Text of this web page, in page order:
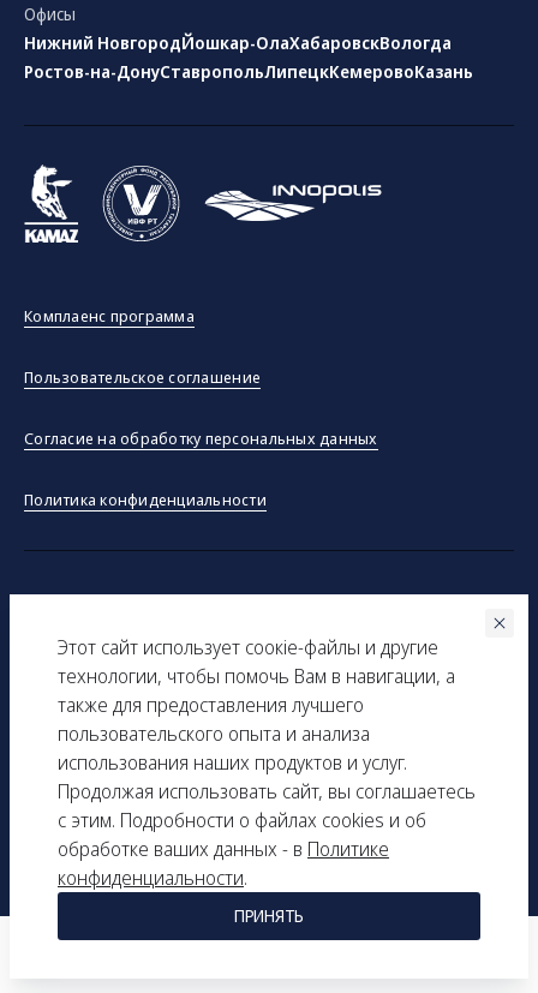
Этот сайт использует соокіe-файлы и другие
технологии, чтобы помочь Вам в навигации, а
также для предоставления лучшего
пользовательского опыта и анализа
использования наших продуктов и услуг.
Продолжая использовать сайт, вы соглашаетесь
с этим. Подробности о файлах cookies и об
обработке ваших данных - в Политике
конфиденциальности.
ПРИНЯТЬ
Офисы
Нижний НовгородЙошкар-ОлаХабаровскВологда
Ростов-на-ДонуСтавропольЛипецкКемеровоКазань
Комплаенс программа
Пользовательское соглашение
Согласие на обработку персональных данных
Политика конфиденциальности
Вся представленная на сайте информация, касающаяся
технических характеристик, наличия на складе, стоимости
товаров, носит информационный характер и ни при каких
условиях не является публичной офертой, определяемой
положениями Статьи 437(2) Гражданского кодекса РФ.
ИНН: 9729277261
КПП: 161501001